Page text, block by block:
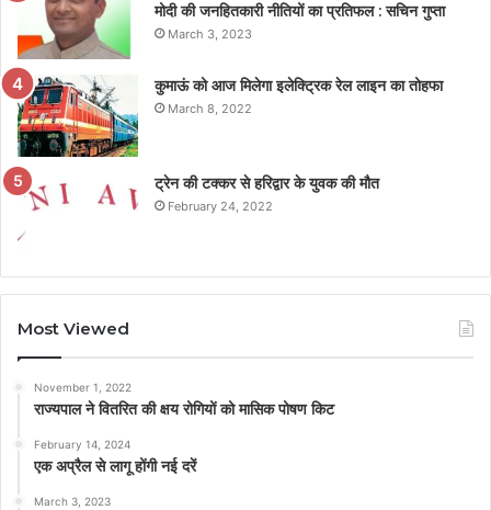
मोदी की जनहितकारी नीतियों का प्रतिफल : सचिन गुप्ता
March 3, 2023
कुमाऊं को आज मिलेगा इलेक्ट्रिक रेल लाइन का तोहफा
March 8, 2022
ट्रेन की टक्कर से हरिद्वार के युवक की मौत
February 24, 2022
Most Viewed
November 1, 2022
राज्यपाल ने वितरित की क्षय रोगियों को मासिक पोषण किट
February 14, 2024
एक अप्रैल से लागू होंगी नई दरें
March 3, 2023